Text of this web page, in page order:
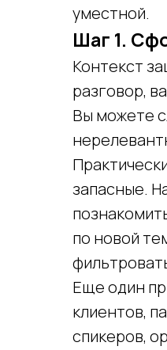
уместной.
Шаг 1.
Контекст
разговор,
Вы можете
запасные.
по новой
Еще один
клиентов,
спикеров,